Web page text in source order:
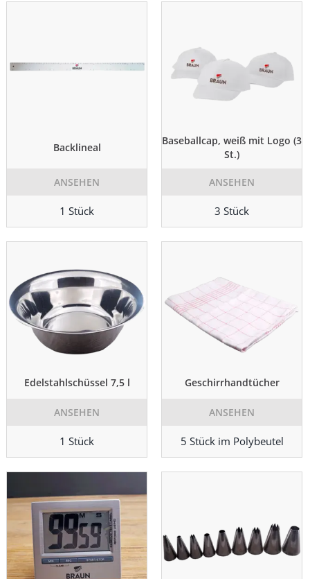
Backlineal
ANSEHEN
1 Stück
Baseballcap, weiß mit Logo (3
St.)
ANSEHEN
3 Stück
Edelstahlschüssel 7,5 l
ANSEHEN
1 Stück
Geschirrhandtücher
ANSEHEN
5 Stück im Polybeutel